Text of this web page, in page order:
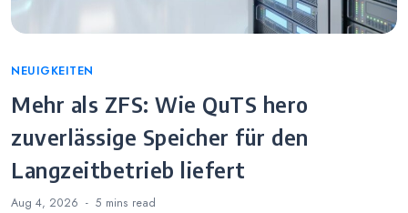
Categories
NEUIGKEITEN
Mehr als ZFS: Wie QuTS hero
zuverlässige Speicher für den
Langzeitbetrieb liefert
Aug 4, 2026 5 mins read